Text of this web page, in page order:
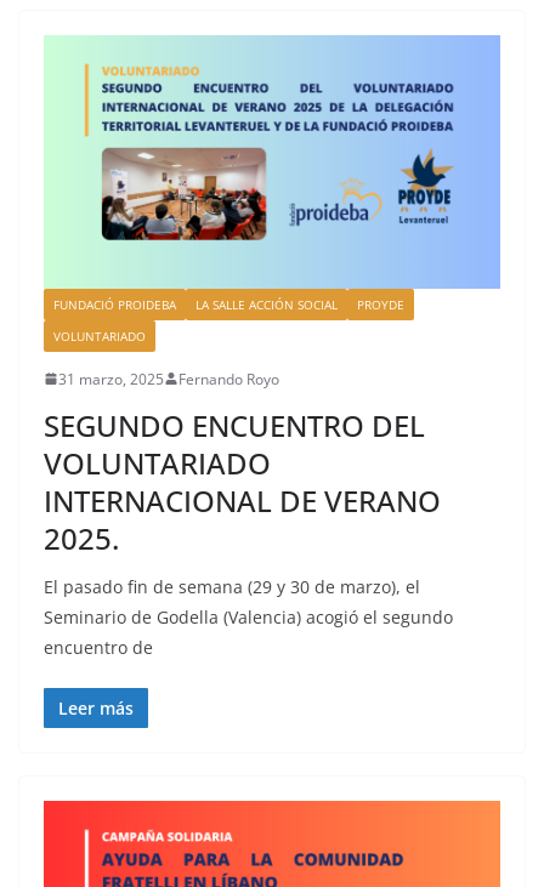
FUNDACIÓ PROIDEBA LA SALLE ACCIÓN SOCIAL
PROYDE
VOLUNTARIADO
31 marzo, 2025 Fernando Royo
SEGUNDO ENCUENTRO DEL
VOLUNTARIADO
INTERNACIONAL DE VERANO
2025.
El pasado fin de semana (29 y 30 de marzo), el
Seminario de Godella (Valencia) acogió el segundo
encuentro de
Leer más